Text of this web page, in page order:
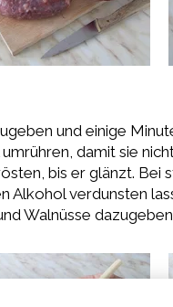
und einige
damit sie
bis er glänzt. Bei
Alkohol verdunsten
Walnüsse